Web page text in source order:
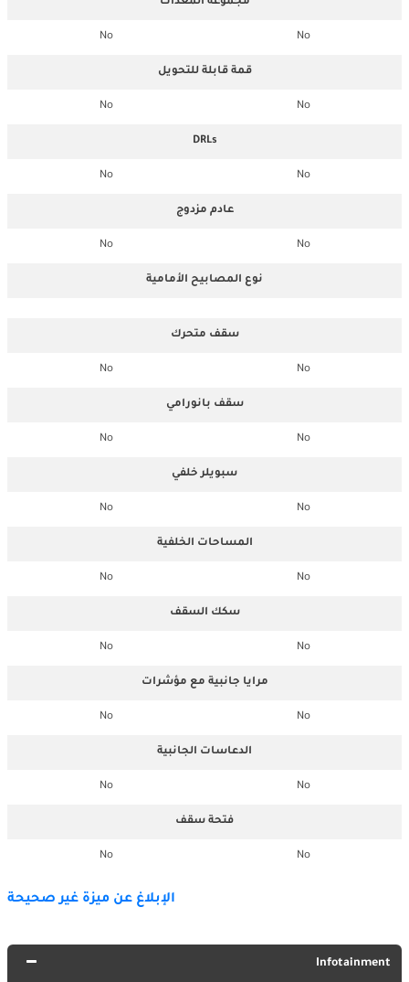
No
No
قمة قابلة للتحويل
No
No
DRLs
No
No
عادم مزدوج
No
No
نوع المصابيح الأمامية
سقف متحرك
No
No
سقف بانورامي
No
No
سبويلر خلفي
No
No
المساحات الخلفية
No
No
سكك السقف
No
No
مرايا جانبية مع مؤشرات
No
No
الدعاسات الجانبية
No
No
فتحة سقف
No
No
الإبلاغ عن ميزة غير صحيحة
Infotainment